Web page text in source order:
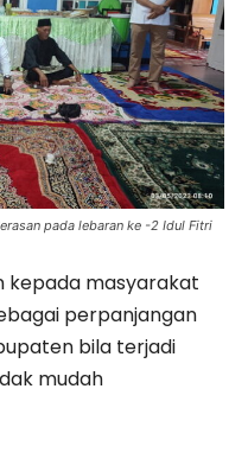
pada lebaran ke -2 Idul Fitri
kepada masyarakat
perpanjangan
bila terjadi
mudah